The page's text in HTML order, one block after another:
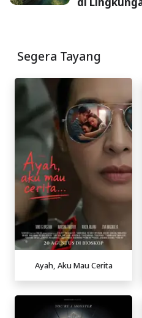
Segera Tayang
Ayah, Aku Mau Cerita